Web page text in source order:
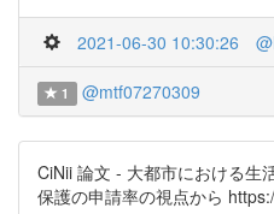
2021-06-30 10:30:26
1 @mtf07270309
CiNii 論文 - 大都市における生
保護の申請率の視点から